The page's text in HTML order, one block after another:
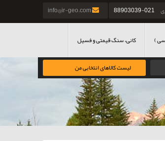
021-88903039
) کانی، سنگ قیمتی و فسیل
لیست کالاهای انتخابی من